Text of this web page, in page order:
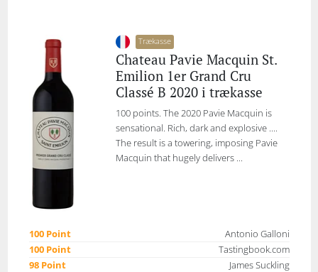
Trækasse
Chateau Pavie Macquin St.
Emilion 1er Grand Cru
Classé B 2020 i trækasse
100 points. The 2020 Pavie Macquin is
sensational. Rich, dark and explosive ....
The result is a towering, imposing Pavie
Macquin that hugely delivers ...
100 Point
Antonio Galloni
100 Point
Tastingbook.com
98 Point
James Suckling